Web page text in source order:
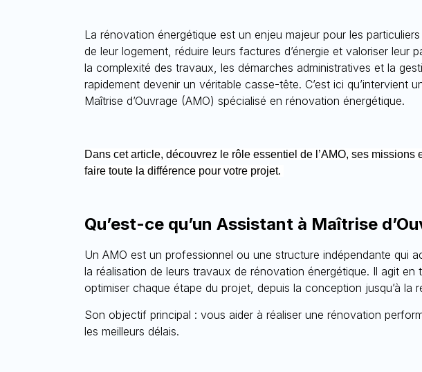
La rénovation énergétique est un enjeu majeur pour les
de leur logement, réduire leurs factures d’énergie et valoriser leur
la complexité des travaux, les démarches administratives et la
rapidement devenir un véritable casse-tête. C’est ici qu’intervient
Maîtrise d’Ouvrage (AMO) spécialisé en rénovation énergétique.
Dans cet article, découvrez le rôle essentiel de l’AMO, ses
faire toute la différence pour votre projet.
Qu’est-ce qu’un Assistant à Maîtrise
Un AMO est un professionnel ou une structure indépendante qui
la réalisation de leurs travaux de rénovation énergétique. Il agit en
optimiser chaque étape du projet, depuis la conception jusqu’à la
Son objectif principal : vous aider à réaliser une rénovation
les meilleurs délais.